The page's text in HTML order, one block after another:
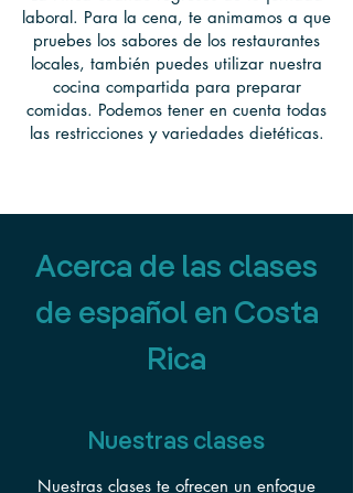
laboral. Para la cena, te animamos a que
pruebes los sabores de los restaurantes
locales, también puedes utilizar nuestra
cocina compartida para preparar
comidas. Podemos tener en cuenta todas
las restricciones y variedades dietéticas.
Acerca de las clases
de español en Costa
Rica
Nuestras clases
Nuestras clases te ofrecen un enfoque